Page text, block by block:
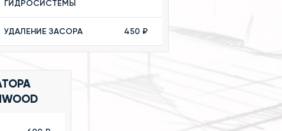
ГИДРОСИСТЕМЫ
УДАЛЕНИЕ ЗАСОРА 450 ₽